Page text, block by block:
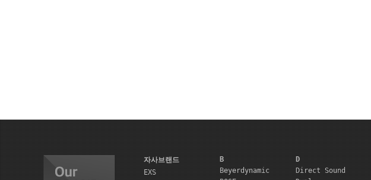
자사브랜드
EXS
B
Beyerdynamic
D
Direct Sound